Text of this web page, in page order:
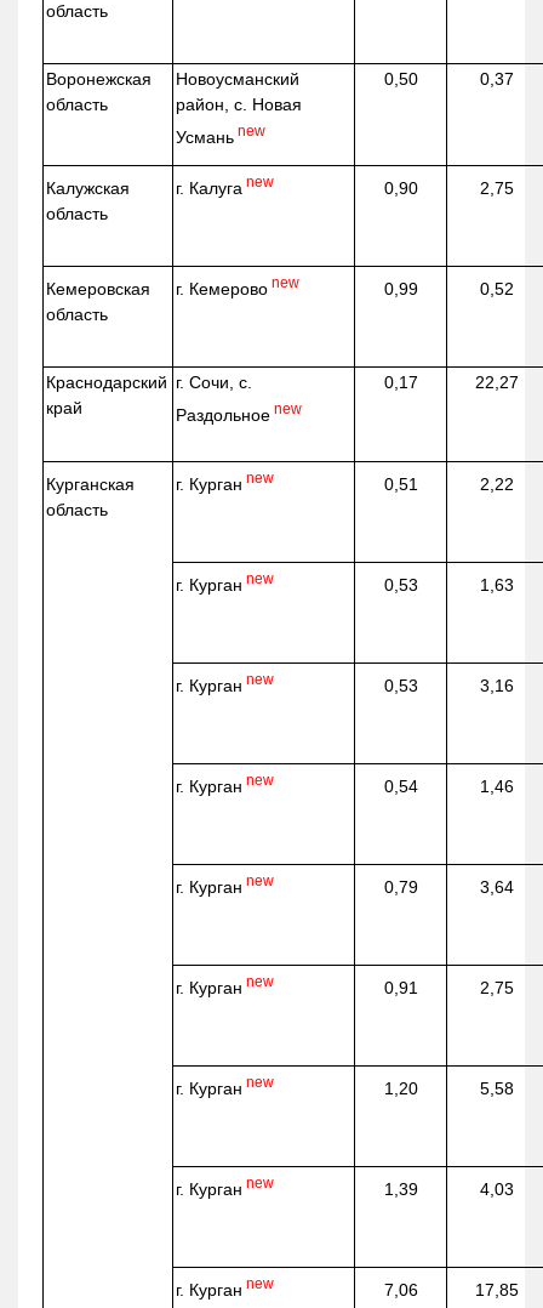
область
Воронежская
область
Новоусманский
район, с. Новая
Усмань new
0,50 0,37
Калужская
область
г. Калуга new 0,90 2,75
Кемеровская
область
г. Кемерово new 0,99 0,52
Краснодарский
край
г. Сочи, с.
Раздольное new
0,17 22,27
Курганская
область
г. Курган new 0,51 2,22
г. Курган new 0,53 1,63
г. Курган new 0,53 3,16
г. Курган new 0,54 1,46
г. Курган new 0,79 3,64
г. Курган new 0,91 2,75
г. Курган new 1,20 5,58
г. Курган new 1,39 4,03
г. Курган new 7,06 17,85